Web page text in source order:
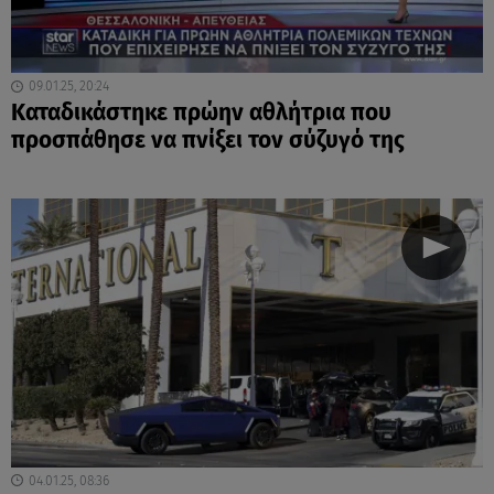
09.01.25, 20:24
Kαταδικάστηκε πρώην αθλήτρια που
προσπάθησε να πνίξει τον σύζυγό της
04.01.25, 08:36